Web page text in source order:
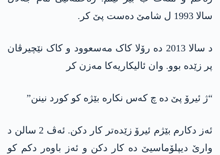
سالا 1993 ل شامێ دەست پێ کر.
د سالا 2013 دە رۆلا کاک مەسعوود و کاک نێچیرڤان
پر زێدە بوو. وان ئالیکاریەکا مەزن کر
“ژ ئیرۆ پێ دە چ کەس نکارە بێژە کو کورد نینن”
ئەز دکارم بێژم ئیرۆ زێدەتر کار دکن. ئەڤ 2 سالن د
وارێ دیپلۆماسیێ دە کار دکن و ئەز باوەر دکم کو